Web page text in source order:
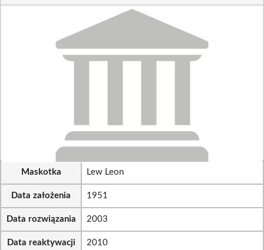
Maskotka Lew Leon
Data założenia 1951
Data rozwiązania 2003
Data reaktywacji 2010